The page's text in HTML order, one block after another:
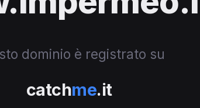
dominio è registrato su
catchme.it